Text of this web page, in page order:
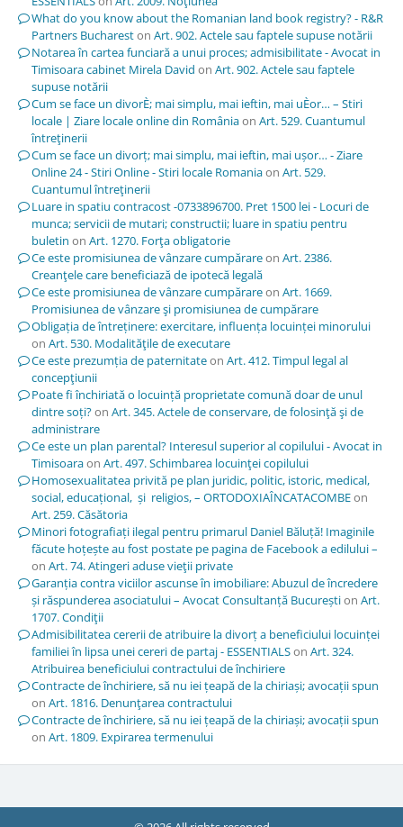
What do you know about the Romanian land book registry? - R&R
Partners Buchareston Art. 902. Actele sau faptele supuse notării
Notarea în cartea funciară a unui proces; admisibilitate - Avocat in
Timisoara cabinet Mirela David on Art. 902. Actele sau faptele
supuse notării
Cum se face un divorÈ; mai simplu, mai ieftin, mai uÈor… – Stiri
locale | Ziare locale online din Româniaon Art. 529. Cuantumul
întreţinerii
Cum se face un divorț; mai simplu, mai ieftin, mai ușor… - Ziare
Online 24 - Stiri Online - Stiri locale Romaniaon Art. 529.
Cuantumul întreţinerii
Luare in spatiu contracost -0733896700. Pret 1500 lei - Locuri de
munca; servicii de mutari; constructii; luare in spatiu pentru
buletin on Art. 1270. Forţa obligatorie
Ce este promisiunea de vânzare cumpărareon Art. 2386.
Creanţele care beneficiază de ipotecă legală
Ce este promisiunea de vânzare cumpărareon Art. 1669.
Promisiunea de vânzare şi promisiunea de cumpărare
Obligația de întreținere: exercitare, influența locuinței minorului
on Art. 530. Modalităţile de executare
Ce este prezumția de paternitateon Art. 412. Timpul legal al
concepţiunii
Poate fi închiriată o locuință proprietate comună doar de unul
dintre soți?on Art. 345. Actele de conservare, de folosinţă şi de
administrare
Ce este un plan parental? Interesul superior al copilului - Avocat in
Timisoaraon Art. 497. Schimbarea locuinţei copilului
Homosexualitatea privită pe plan juridic, politic, istoric, medical,
social, educațional, și religios, – ORTODOXIAÎNCATACOMBEon
Art. 259. Căsătoria
Minori fotografiați ilegal pentru primarul Daniel Băluță! Imaginile
făcute hoțește au fost postate pe pagina de Facebook a edilului –
on Art. 74. Atingeri aduse vieţii private
Garanția contra viciilor ascunse în imobiliare: Abuzul de încredere
și răspunderea asociatului – Avocat Consultanță Bucureștion Art.
1707. Condiţii
Admisibilitatea cererii de atribuire la divorț a beneficiului locuinței
familiei în lipsa unei cereri de partaj - ESSENTIALSon Art. 324.
Atribuirea beneficiului contractului de închiriere
Contracte de închiriere, să nu iei țeapă de la chiriași; avocații spun
on Art. 1816. Denunţarea contractului
Contracte de închiriere, să nu iei țeapă de la chiriași; avocații spun
on Art. 1809. Expirarea termenului